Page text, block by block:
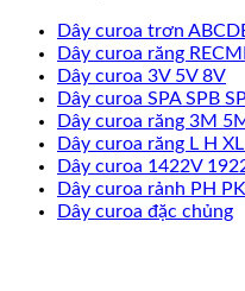
Dây curoa trơn
Dây curoa răng
Dây curoa 3V 5V 8V
Dây curoa SPA SPB
Dây curoa răng 3M
Dây curoa răng L H
Dây curoa 1422V
Dây curoa rảnh PH
Dây curoa đặc chủng